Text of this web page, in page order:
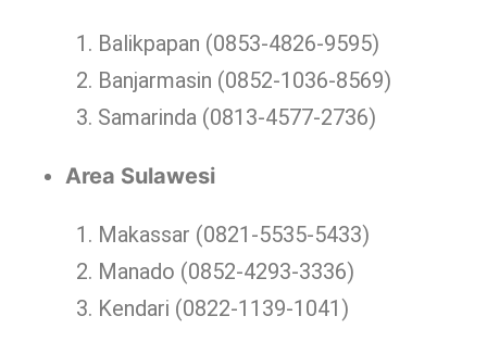
Balikpapan (0853-4826-9595)
Banjarmasin (0852-1036-8569)
Samarinda (0813-4577-2736)
Area Sulawesi
Makassar (0821-5535-5433)
Manado (0852-4293-3336)
Kendari (0822-1139-1041)